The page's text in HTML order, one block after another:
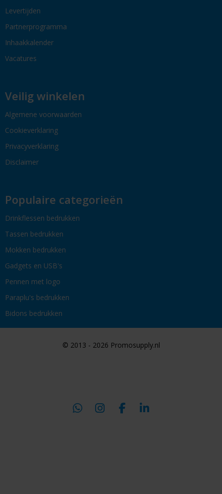
Levertijden
Partnerprogramma
Inhaakkalender
Vacatures
Veilig winkelen
Algemene voorwaarden
Cookieverklaring
Privacyverklaring
Disclaimer
Populaire categorieën
Drinkflessen bedrukken
Tassen bedrukken
Mokken bedrukken
Gadgets en USB's
Pennen met logo
Paraplu's bedrukken
Bidons bedrukken
© 2013 - 2026 Promosupply.nl